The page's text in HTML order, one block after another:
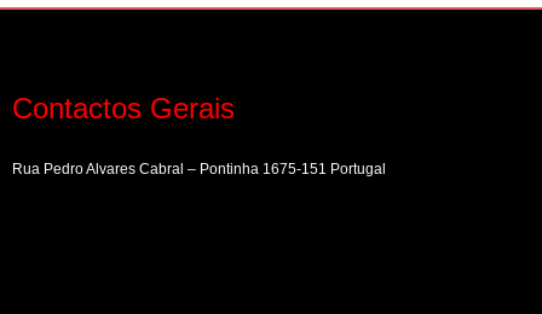
artigos
Contactos Gerais
Rua Pedro Alvares Cabral – Pontinha 1675-151 Portugal